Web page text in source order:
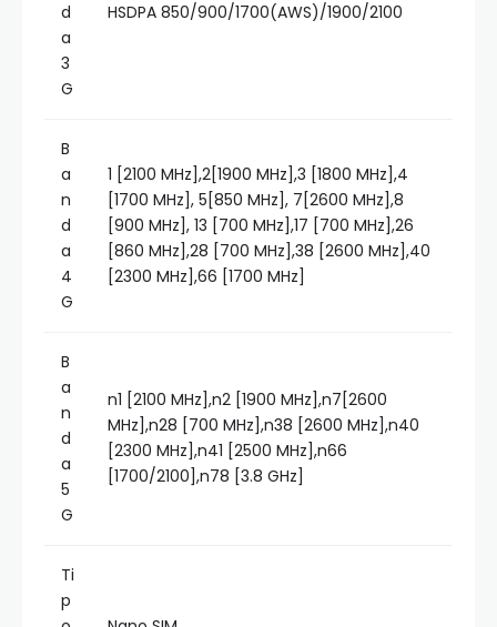
d
a
3
G
HSDPA 850/900/1700(AWS)/1900/2100
B
a
n
d
a
4
G
1 [2100 MHz],2[1900 MHz],3 [1800 MHz],4
[1700 MHz], 5[850 MHz], 7[2600 MHz],8
[900 MHz], 13 [700 MHz],17 [700 MHz],26
[860 MHz],28 [700 MHz],38 [2600 MHz],40
[2300 MHz],66 [1700 MHz]
B
a
n
d
a
5
G
n1 [2100 MHz],n2 [1900 MHz],n7[2600
MHz],n28 [700 MHz],n38 [2600 MHz],n40
[2300 MHz],n41 [2500 MHz],n66
[1700/2100],n78 [3.8 GHz]
Ti
p